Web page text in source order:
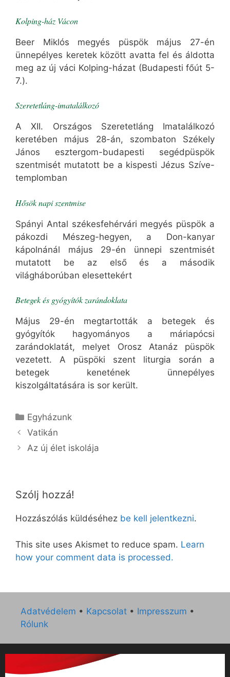
Kolping-ház Vácon
Beer Miklós megyés püspök május 27-én
ünnepélyes keretek között avatta fel és áldotta
meg az új váci Kolping-házat (Budapesti főút 5-
7.).
Szeretetláng-imatalálkozó
A XII. Országos Szeretetláng Imatalálkozó
keretében május 28-án, szombaton Székely
János esztergom-budapesti segédpüspök
szentmisét mutatott be a kispesti Jézus Szíve-
templomban
Hősök napi szentmise
Spányi Antal székesfehérvári megyés püspök a
pákozdi Mészeg-hegyen, a Don-kanyar
kápolnánál május 29-én ünnepi szentmisét
mutatott be az első és a második
világháborúban elesettekért
Betegek és gyógyítók zarándoklata
Május 29-én megtartották a betegek és
gyógyítók hagyományos a máriapócsi
zarándoklatát, melyet Orosz Atanáz püspök
vezetett. A püspöki szent liturgia során a
betegek kenetének ünnepélyes
kiszolgáltatására is sor került.
Kategória
Egyházunk
Vatikán
Az új élet iskolája
Szólj hozzá!
Hozzászólás küldéséhez be kell jelentkezni.
This site uses Akismet to reduce spam. Learn
how your comment data is processed.
Adatvédelem • Kapcsolat • Impresszum •
Rólunk